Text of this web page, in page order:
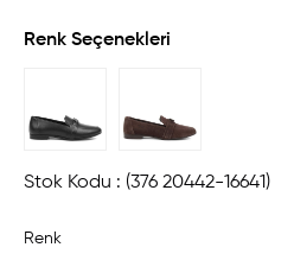
Renk Seçenekleri
Stok Kodu (376 20442-16641)
Renk